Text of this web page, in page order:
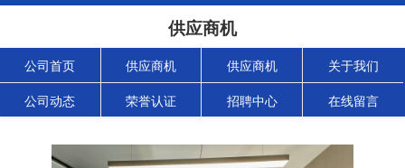
供应商机
公司首页 供应商机 供应商机 关于我们
公司动态 荣誉认证 招聘中心 在线留言